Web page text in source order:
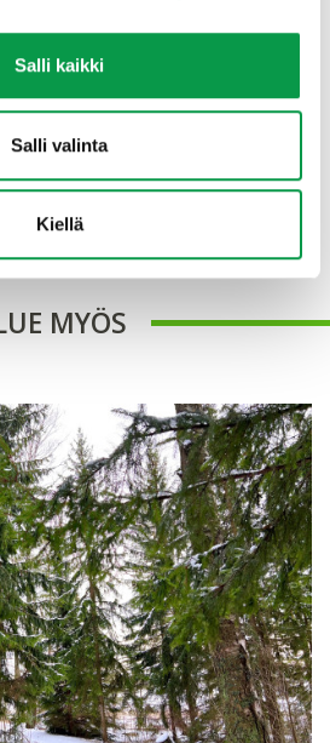
Salli kaikki
Salli valinta
Kiellä
Tenhola
kestävyysasiantuntija
MYÖS